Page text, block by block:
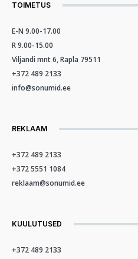
TOIMETUS
E-N 9.00-17.00
R 9.00-15.00
Viljandi mnt 6, Rapla 79511
+372 489 2133
info@sonumid.ee
REKLAAM
+372 489 2133
+372 5551 1084
reklaam@sonumid.ee
KUULUTUSED
+372 489 2133